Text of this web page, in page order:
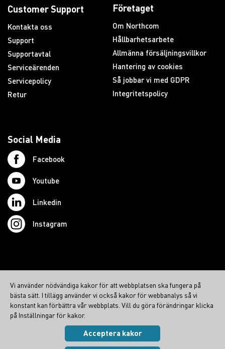
Customer Support
Kontakta oss
Support
Supportavtal
Serviceärenden
Servicepolicy
Retur
Företaget
Om Northcom
Hållbarhetsarbete
Allmänna försäljningsvillkor
Hantering av cookies
Så jobbar vi med GDPR
Integritetspolicy
Social Media
Facebook
Youtube
Linkedin
Instagram
northcom.no
northcom.dk
northcom.fi
Cookies
Visa inställningar
Vi använder nödvändiga kakor för att webbplatsen ska fungera på
bästa sätt. I tillägg använder vi också kakor för webbanalys så vi
konstant kan förbättra vår webbplats. Vill du göra förändringar klicka
på Inställningar för kakor.
Acceptera kakor